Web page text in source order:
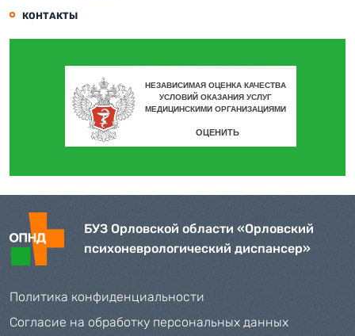
КОНТАКТЫ
БУЗ Орловской области «Орловский
психоневрологический диспансер»
Политика конфиденциальности
Согласие на обработку персональных данных